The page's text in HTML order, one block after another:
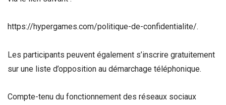
https://hypergames.com/politique-de-confidentialite/.
Les participants peuvent également s’inscrire gratuitement
sur une liste d’opposition au démarchage téléphonique.
Compte-tenu du fonctionnement des réseaux sociaux